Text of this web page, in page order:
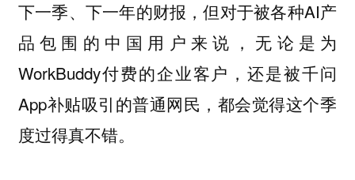
下一季、下一年的财报，但对于被各种AI产
品包围的中国用户来说，无论是为
WorkBuddy付费的企业客户，还是被千问
App补贴吸引的普通网民，都会觉得这个季
度过得真不错。